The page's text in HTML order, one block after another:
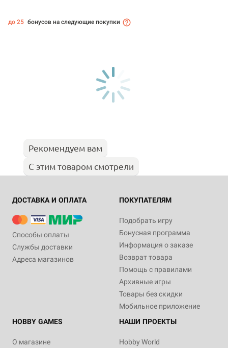
до 25 бонусов на следующие покупки
Рекомендуем вам
С этим товаром смотрели
ДОСТАВКА И ОПЛАТА
Способы оплаты
Службы доставки
Адреса магазинов
ПОКУПАТЕЛЯМ
Подобрать игру
Бонусная программа
Информация о заказе
Возврат товара
Помощь с правилами
Архивные игры
Товары без скидки
Мобильное приложение
HOBBY GAMES
О магазине
НАШИ ПРОЕКТЫ
Hobby World